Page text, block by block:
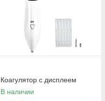
Коагулятор с дисплеем
В наличии